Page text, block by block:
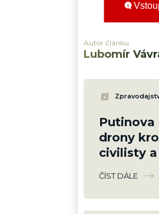
Autor článku
Lubomír
Putinova
drony
civilisty
Bezmála
dětí
ČÍST DÁLE